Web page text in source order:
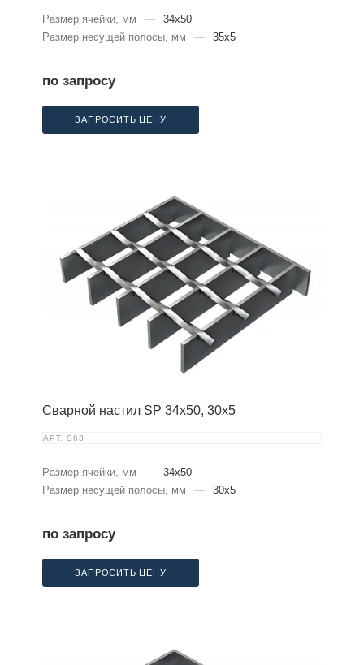
Размер ячейки, мм —
34x50
Размер несущей полосы, мм
— 35x5
по запросу
ЗАПРОСИТЬ ЦЕНУ
Сварной настил SP 34х50, 30х5
АРТ. S63
Размер ячейки, мм —
34x50
Размер несущей полосы, мм
— 30x5
по запросу
ЗАПРОСИТЬ ЦЕНУ